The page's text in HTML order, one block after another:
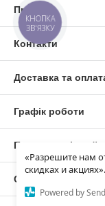
«Разрешите нам
скидках и акциях».
Powered by
Про нас
Контакти
Доставка та
Графік роботи
Повна версія сайту
Сайт створено на
КНОПКА
ЗВ'ЯЗКУ